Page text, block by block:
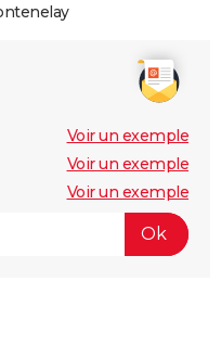
Voir un exemple
Voir un exemple
Voir un exemple